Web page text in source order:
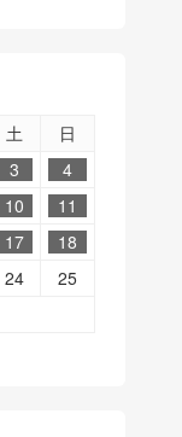
土
日
3
4
10
11
17
18
24
25